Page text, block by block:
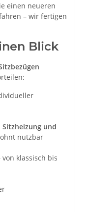
einen neueren
– wir fertigen
Blick
und
nutzbar
von klassisch bis